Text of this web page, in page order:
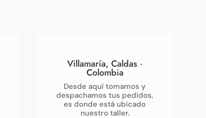
Villamaría, Caldas ·
Colombia
Desde aquí tomamos y
despachamos tus pedidos,
es donde está ubicado
nuestro taller.